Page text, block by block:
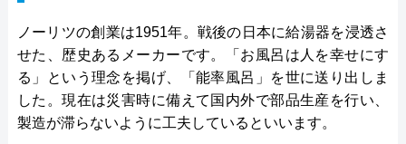
ノーリツの創業は1951年。戦後の日本に給湯器を浸透さ
せた、歴史あるメーカーです。「お風呂は人を幸せにす
る」という理念を掲げ、「能率風呂」を世に送り出しま
した。現在は災害時に備えて国内外で部品生産を行い、
製造が滞らないように工夫しているといいます。